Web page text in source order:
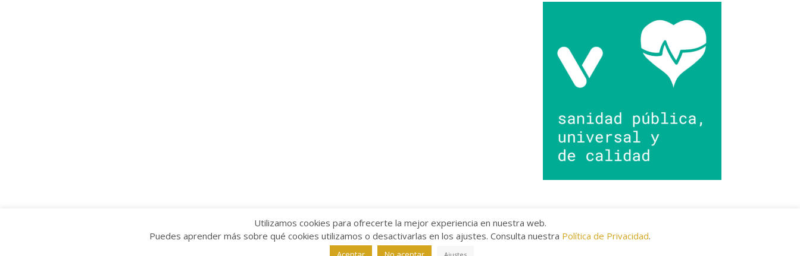
Aviso legal/Política de Privacidad /
Utilizamos cookies para ofrecerte la mejor experiencia en nuestra web.
Puedes aprender más sobre qué cookies utilizamos o desactivarlas en los ajustes. Consulta nuestra Política de Privacidad.